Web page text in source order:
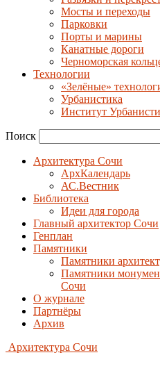
Мосты и переходы
Парковки
Порты и марины
Канатные дороги
Черноморская
Технологии
«Зелёные»
Урбанистика
Институт
Поиск
Архитектура Сочи
АрхКалендарь
АС.Вестник
Библиотека
Идеи для города
Главный архитектор Сочи
Генплан
Памятники
Памятники
Памятники
Сочи
О журнале
Партнёры
Архив
Архитектура Сочи